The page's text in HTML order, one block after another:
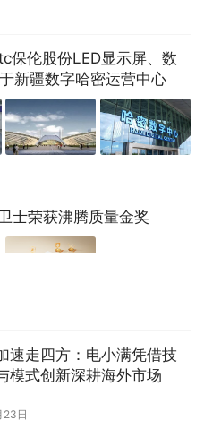
保伦股份LED显示屏、数
新疆数字哈密运营中心
士荣获沸腾质量金奖
速走四方：电小满凭借技
模式创新深耕海外市场
23日